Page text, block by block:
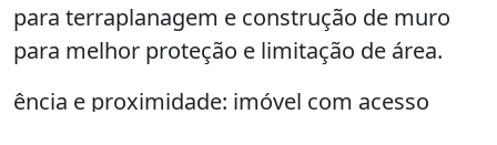
para terraplanagem e construção de muro
para melhor proteção e limitação de área.
ência e proximidade: imóvel com acesso